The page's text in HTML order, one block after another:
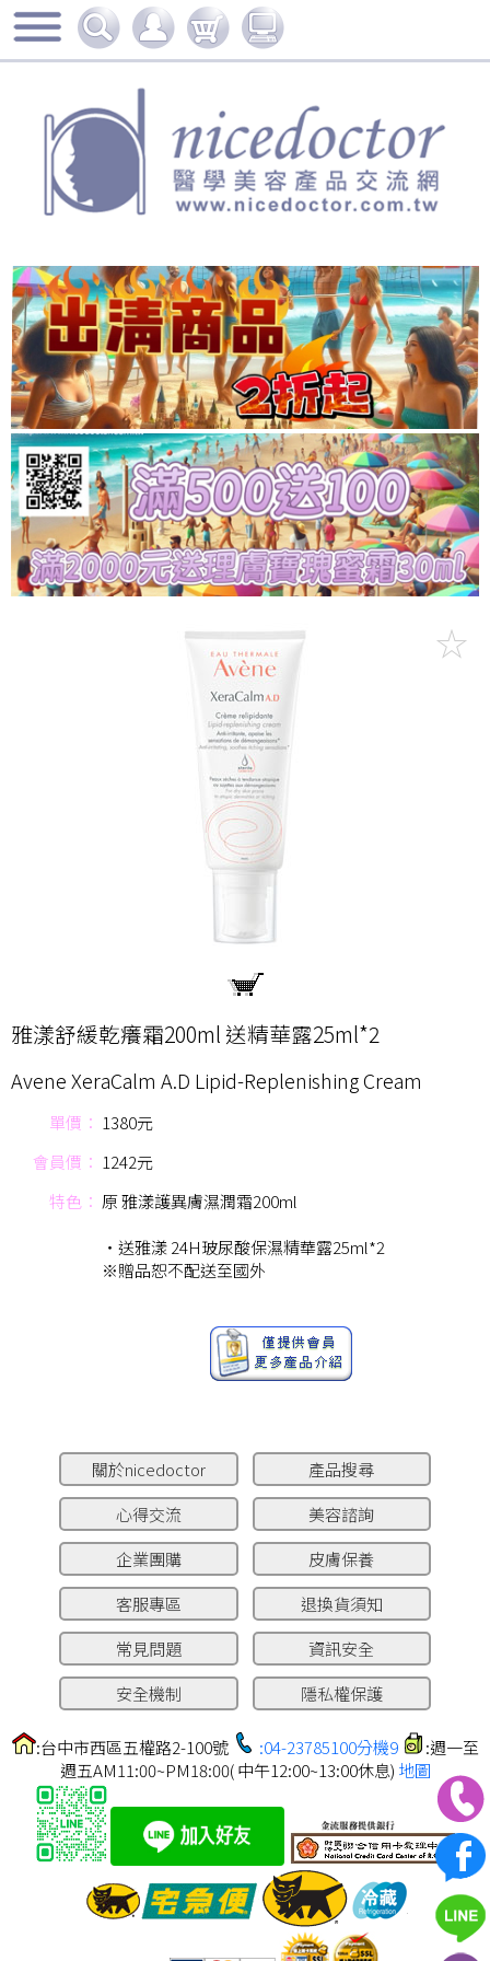
雅漾舒緩乾癢霜200ml 送精華露25ml*2
Avene XeraCalm A.D Lipid-Replenishing Cream
單價： 1380元
會員價： 1242元
特色： 原 雅漾護異膚濕潤霜200ml
‧送雅漾 24H玻尿酸保濕精華露25ml*2
※贈品恕不配送至國外
關於nicedoctor
產品搜尋
心得交流
美容諮詢
企業團購
皮膚保養
客服專區
退換貨須知
常見問題
資訊安全
安全機制
隱私權保護
:台中市西區五權路2-100號 :04-23785100分機9
:週一至
週五AM11:00~PM18:00( 中午12:00~13:00休息) 地圖